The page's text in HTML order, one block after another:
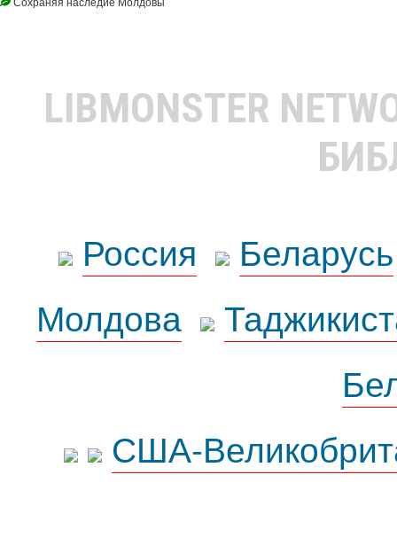
LIBMONSTER
Россия
Беларусь
Молдова
США-